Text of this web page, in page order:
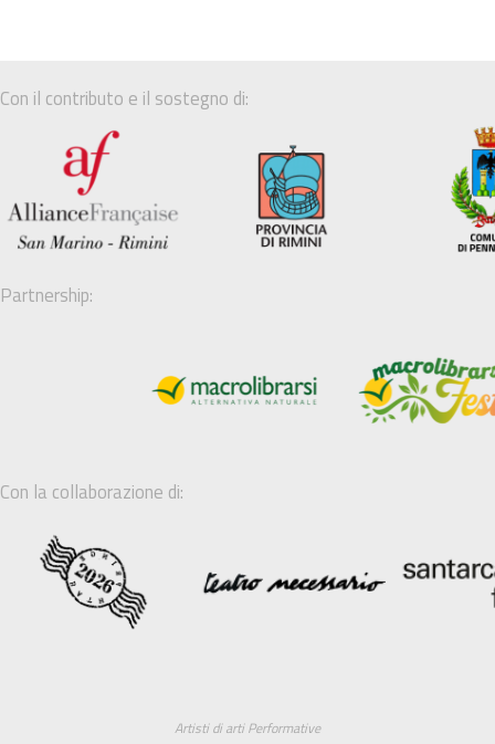
Con il contributo e il sostegno di:
Partnership:
Con la collaborazione di:
Artisti di arti Performative